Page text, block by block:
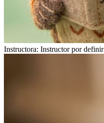
Instructora: Instructor por definir